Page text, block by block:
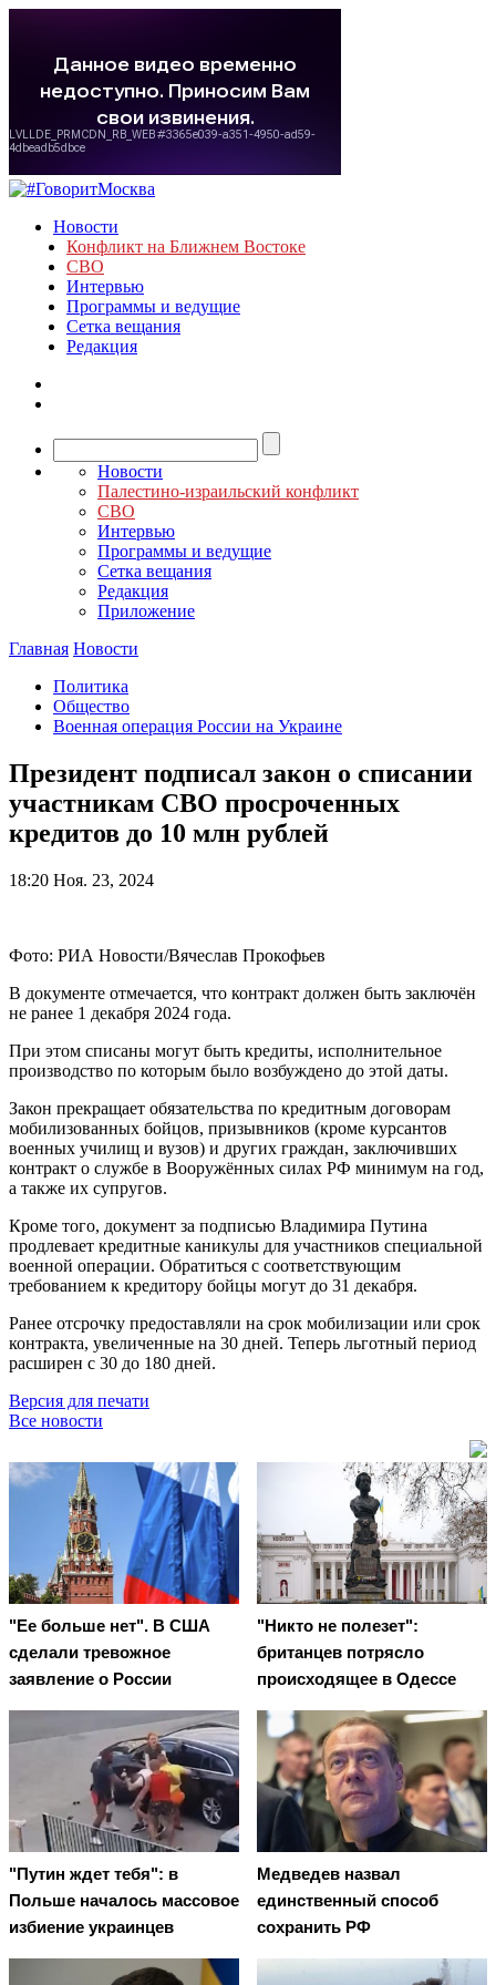
Новости
Конфликт на Ближнем Востоке
СВО
Интервью
Программы и ведущие
Сетка вещания
Редакция
Новости
Палестино-израильский конфликт
СВО
Интервью
Программы и ведущие
Сетка вещания
Редакция
Приложение
Главная Новости
Политика
Общество
Военная операция России на Украине
Президент подписал закон о списании
участникам СВО просроченных
кредитов до 10 млн рублей
18:20 Ноя. 23, 2024
Фото: РИА Новости/Вячеслав Прокофьев
В документе отмечается, что контракт должен быть заключён
не ранее 1 декабря 2024 года.
При этом списаны могут быть кредиты, исполнительное
производство по которым было возбуждено до этой даты.
Закон прекращает обязательства по кредитным договорам
мобилизованных бойцов, призывников (кроме курсантов
военных училищ и вузов) и других граждан, заключивших
контракт о службе в Вооружённых силах РФ минимум на год,
а также их супругов.
Кроме того, документ за подписью Владимира Путина
продлевает кредитные каникулы для участников специальной
военной операции. Обратиться с соответствующим
требованием к кредитору бойцы могут до 31 декабря.
Ранее отсрочку предоставляли на срок мобилизации или срок
контракта, увеличенные на 30 дней. Теперь льготный период
расширен с 30 до 180 дней.
Версия для печати
Все новости
"Ее больше нет". В США
сделали тревожное
заявление о России
"Никто не полезет":
британцев потрясло
происходящее в Одессе
"Путин ждет тебя": в
Польше началось массовое
избиение украинцев
Медведев назвал
единственный способ
сохранить РФ